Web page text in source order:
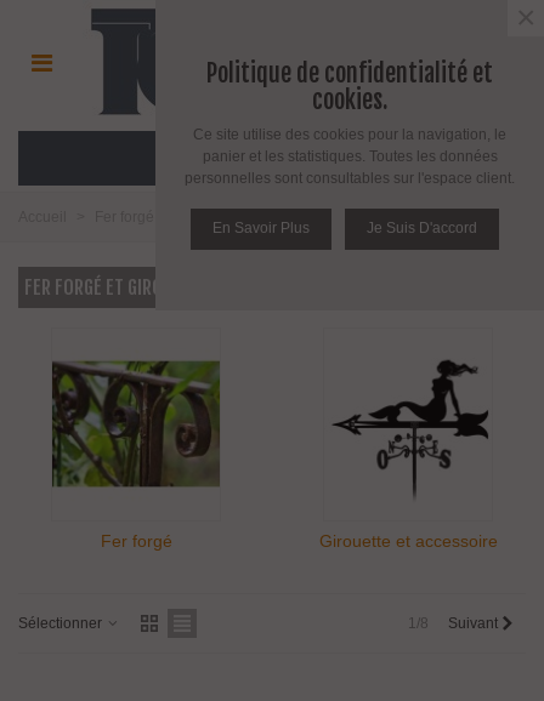
MENU
FER FORGÉ ET GIROUETTE
Fer forgé Girouette et accessoire
Sélectionner 1/8 Suivant
Politique de confidentialité et
cookies.
Ce site utilise des cookies pour la navigation, le
panier et les statistiques. Toutes les données
personnelles sont consultables sur l'espace client.
En Savoir Plus Je Suis D'accord